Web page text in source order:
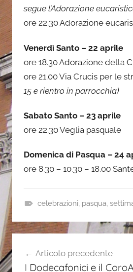
segue l’Adorazione
ore 22.30 Adorazione
Venerdì Santo – 22 aprile
ore 18.30 Adorazione della
ore 21.00 Via Crucis per le
15 e rientro in parrocchia)
Sabato Santo – 23 aprile
ore 22.30 Veglia pasquale
Domenica di Pasqua – 24
ore 8.30 – 10.30 – 18.00
v
s
celebrazioni, pasqua,
articoliArticolo precedente
I Dodecafonici e il